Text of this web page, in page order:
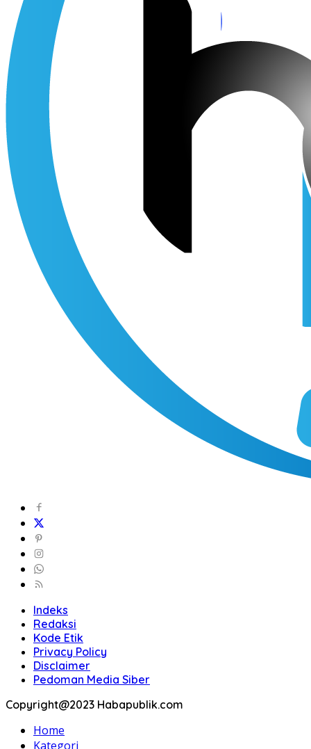
Indeks
Redaksi
Kode Etik
Privacy Policy
Disclaimer
Pedoman Media Siber
Copyright@2023 Habapublik.com
Home
Kategori